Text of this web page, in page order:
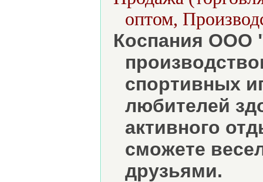
оптом,
Коспания ООО
спортивных
любителей
активного
сможете
друзьями.